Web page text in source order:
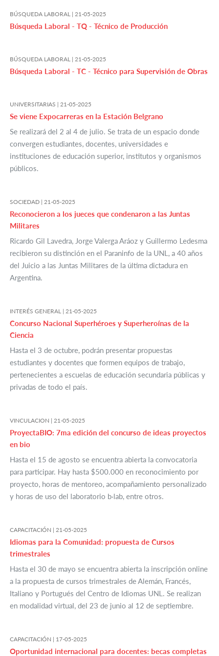
BÚSQUEDA LABORAL | 21-05-2025
Búsqueda Laboral - TQ - Técnico de Producción
BÚSQUEDA LABORAL | 21-05-2025
Búsqueda Laboral - TC - Técnico para Supervisión de Obras
UNIVERSITARIAS | 21-05-2025
Se viene Expocarreras en la Estación Belgrano
Se realizará del 2 al 4 de julio. Se trata de un espacio donde
convergen estudiantes, docentes, universidades e
instituciones de educación superior, institutos y organismos
públicos.
SOCIEDAD | 21-05-2025
Reconocieron a los jueces que condenaron a las Juntas
Militares
Ricardo Gil Lavedra, Jorge Valerga Aráoz y Guillermo Ledesma
recibieron su distinción en el Paraninfo de la UNL, a 40 años
del Juicio a las Juntas Militares de la última dictadura en
Argentina.
INTERÉS GENERAL | 21-05-2025
Concurso Nacional Superhéroes y Superheroínas de la
Ciencia
Hasta el 3 de octubre, podrán presentar propuestas
estudiantes y docentes que formen equipos de trabajo,
pertenecientes a escuelas de educación secundaria públicas y
privadas de todo el país.
VINCULACION | 21-05-2025
ProyectaBIO: 7ma edición del concurso de ideas proyectos
en bio
Hasta el 15 de agosto se encuentra abierta la convocatoria
para participar. Hay hasta $500.000 en reconocimiento por
proyecto, horas de mentoreo, acompañamiento personalizado
y horas de uso del laboratorio b·lab, entre otros.
CAPACITACIÓN | 21-05-2025
Idiomas para la Comunidad: propuesta de Cursos
trimestrales
Hasta el 30 de mayo se encuentra abierta la inscripción online
a la propuesta de cursos trimestrales de Alemán, Francés,
Italiano y Portugués del Centro de Idiomas UNL. Se realizan
en modalidad virtual, del 23 de junio al 12 de septiembre.
CAPACITACIÓN | 17-05-2025
Oportunidad internacional para docentes: becas completas